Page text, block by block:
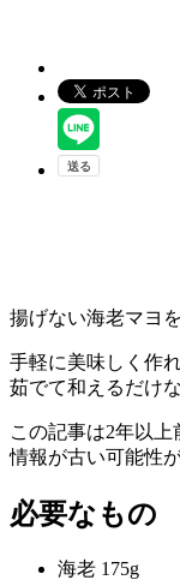
揚げない海老マヨ
手軽に美味しく作
茹でて和えるだけ
この記事は2年以上
情報が古い可能性
必要なもの
海老 175g